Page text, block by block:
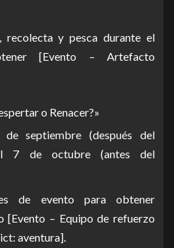
recolecta y pesca durante el
[Evento – Artefacto
o Renacer?»
septiembre (después del
7 de octubre (antes del
de evento para obtener
[Evento – Equipo de refuerzo
aventura].